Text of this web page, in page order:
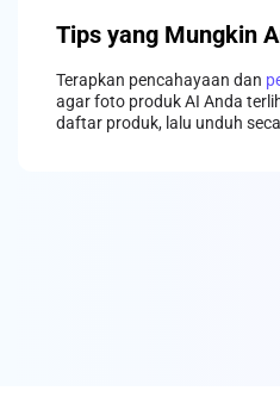
Tips yang Mungkin
Terapkan pencahayaan dan
agar foto produk AI Anda
daftar produk, lalu unduh